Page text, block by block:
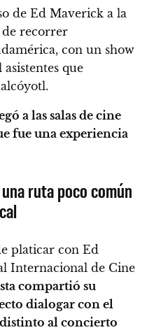
de Ed Maverick a la
de recorrer
con un show
que
a las salas de cine
fue una experiencia
ruta poco común
platicar con Ed
Internacional de Cine
compartió su
dialogar con el
al concierto